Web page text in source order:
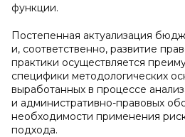
функции.
Постепенная актуализация
и, соответственно, развитие
практики осуществляется
специфики методологических
выработанных в процессе
и административно-правовых
необходимости применения
подхода.